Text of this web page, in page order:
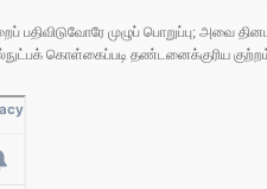
பதிவிடுவோரே முழுப் பொறுப்பு; அவை
கொள்கைப்படி தண்டனைக்குரிய குற்றம்.